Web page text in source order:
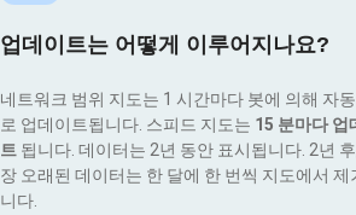
업데이트는 어떻게 이루어지나요?
네트워크 범위 지도는 1 시간마다 봇에 의해 자
로 업데이트됩니다. 스피드 지도는 15 분마다 업
트 됩니다. 데이터는 2년 동안 표시됩니다. 2년
장 오래된 데이터는 한 달에 한 번씩 지도에서 제
니다.